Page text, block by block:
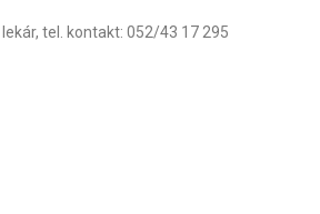
lekár, tel. kontakt: 052/43 17 295